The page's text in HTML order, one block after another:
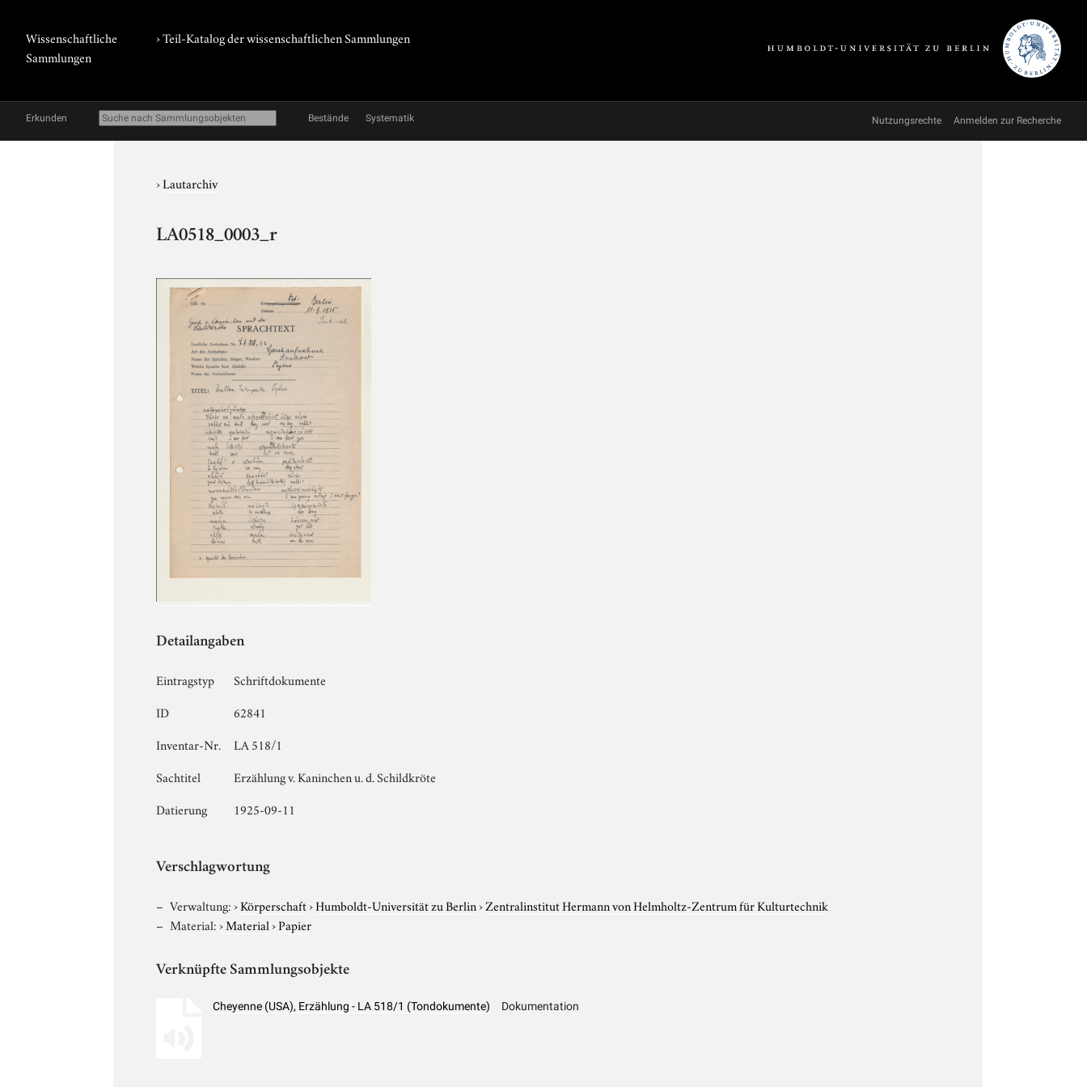
Wissenschaftliche
Sammlungen
› Teil-Katalog der wissenschaftlichen Sammlungen
Erkunden Bestände Systematik Nutzungsrechte Anmelden zur Recherche
›Lautarchiv
LA0518_0003_r
Detailangaben
Eintragstyp
Schriftdokumente
ID
62841
Inventar-Nr.
LA 518/1
Sachtitel
Erzählung v. Kaninchen u. d. Schildkröte
Datierung
1925-09-11
Verschlagwortung
Verwaltung:›Körperschaft›Humboldt-Universität zu Berlin›Zentralinstitut Hermann von Helmholtz-Zentrum für Kulturtechnik
Material:›Material›Papier
Verknüpfte Sammlungsobjekte
Cheyenne (USA), Erzählung - LA 518/1 (Tondokumente) Dokumentation